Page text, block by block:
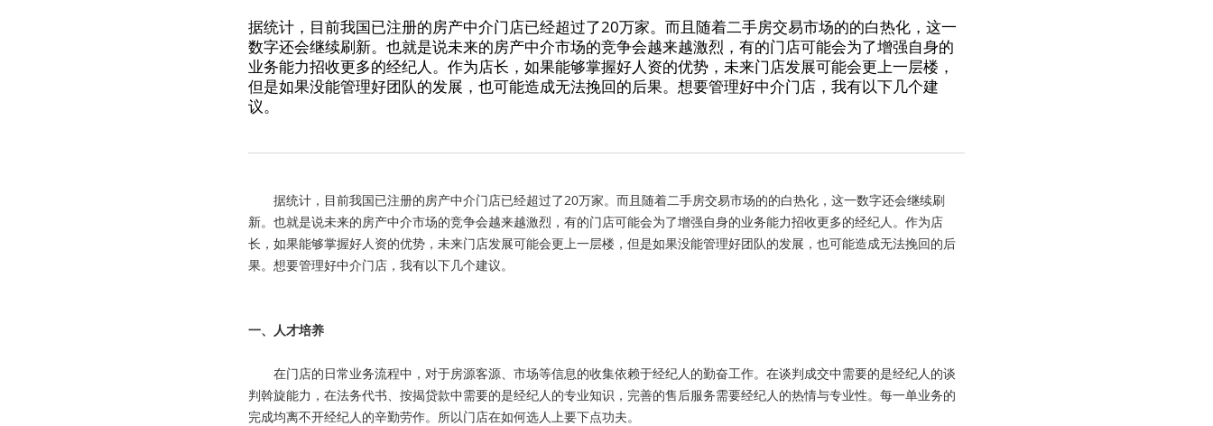
据统计，目前我国已注册的房产中介门店已经超过了20万家。而且随着二手房交易市场的的白热化，这一
数字还会继续刷新。也就是说未来的房产中介市场的竞争会越来越激烈，有的门店可能会为了增强自身的
业务能力招收更多的经纪人。作为店长，如果能够掌握好人资的优势，未来门店发展可能会更上一层楼，
但是如果没能管理好团队的发展，也可能造成无法挽回的后果。想要管理好中介门店，我有以下几个建
议。
据统计，目前我国已注册的房产中介门店已经超过了20万家。而且随着二手房交易市场的的白热化，这一数字还会继续刷
新。也就是说未来的房产中介市场的竞争会越来越激烈，有的门店可能会为了增强自身的业务能力招收更多的经纪人。作为店
长，如果能够掌握好人资的优势，未来门店发展可能会更上一层楼，但是如果没能管理好团队的发展，也可能造成无法挽回的后
果。想要管理好中介门店，我有以下几个建议。
一、人才培养
在门店的日常业务流程中，对于房源客源、市场等信息的收集依赖于经纪人的勤奋工作。在谈判成交中需要的是经纪人的谈
判斡旋能力，在法务代书、按揭贷款中需要的是经纪人的专业知识，完善的售后服务需要经纪人的热情与专业性。每一单业务的
完成均离不开经纪人的辛勤劳作。所以门店在如何选人上要下点功夫。